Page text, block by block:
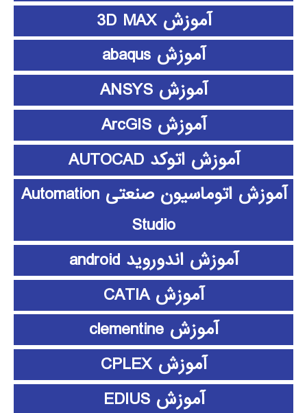
آموزش 3D MAX
آموزش abaqus
آموزش ANSYS
آموزش ArcGIS
آموزش اتوکد AUTOCAD
آموزش اتوماسیون صنعتی Automation
Studio
آموزش اندوروید android
آموزش CATIA
آموزش clementine
آموزش CPLEX
آموزش EDIUS